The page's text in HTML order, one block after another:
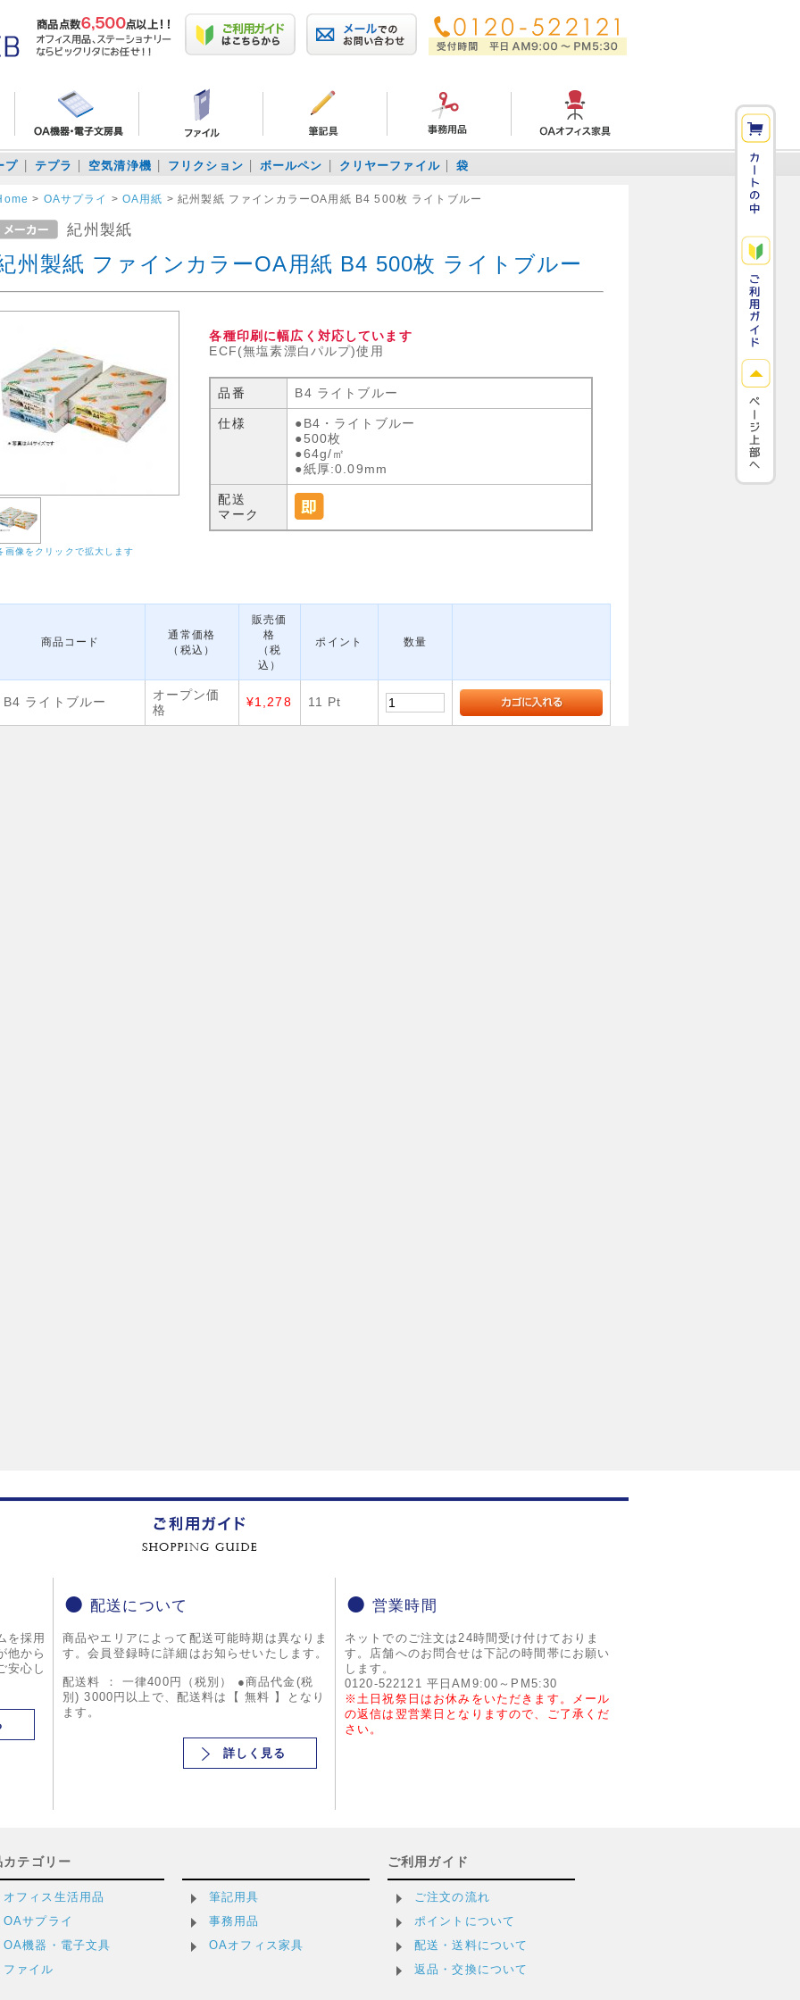
プ テプラ 空気清浄機 フリクション ボールペン クリヤーファイル 袋
> OAサプライ >OA用紙 >紀州製紙 ファインカラーOA用紙 B4 500枚 ライトブルー
紀州製紙
州製紙 ファインカラーOA用紙 B4 500枚 ライトブルー
画像をクリックで拡大します
各種印刷に幅広く対応しています
ECF(無塩素漂白パルプ)使用
品番 B4 ライトブルー
仕様
●B4・ライトブルー
●500枚
●64g/㎡
●紙厚:0.09mm
配送
マーク
商品コード
通常価格
（税込）
販売価
格
（税
込）
ポイント 数量
B4 ライトブルー
オープン価
格
¥1,278 11 Pt
を採用
他から
安心し
配送について
商品やエリアによって配送可能時期は異なりま
す。会員登録時に詳細はお知らせいたします。
配送料 ： 一律400円（税別） ●商品代金(税
別) 3000円以上で、配送料は【 無料 】となり
ます。
詳しく見る
営業時間
ネットでのご注文は24時間受け付けておりま
す。店舗へのお問合せは下記の時間帯にお願い
します。
0120-522121 平日AM9:00～PM5:30
※土日祝祭日はお休みをいただきます。メール
の返信は翌営業日となりますので、ご了承くだ
さい。
カテゴリー
オフィス生活用品
OAサプライ
OA機器・電子文具
ファイル
筆記用具
事務用品
OAオフィス家具
ご利用ガイド
ご注文の流れ
ポイントについて
配送・送料について
返品・交換について